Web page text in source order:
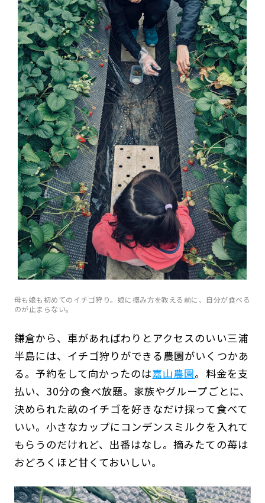
母も娘も初めてのイチゴ狩り。娘に摘み方を教える前に、自分が食べる
のが止まらない。
鎌倉から、車があればわりとアクセスのいい三浦
半島には、イチゴ狩りができる農園がいくつかあ
る。予約をして向かったのは嘉山農園。料金を支
払い、30分の食べ放題。家族やグループごとに、
決められた畝のイチゴを好きなだけ採って食べて
いい。小さなカップにコンデンスミルクを入れて
もらうのだけれど、出番はなし。摘みたての苺は
おどろくほど甘くておいしい。